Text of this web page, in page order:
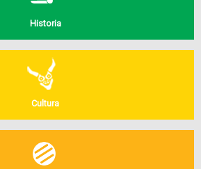
Historia
Cultura